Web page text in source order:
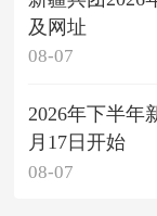
及网址
08-07
2026年下半年
月17日开始
08-07